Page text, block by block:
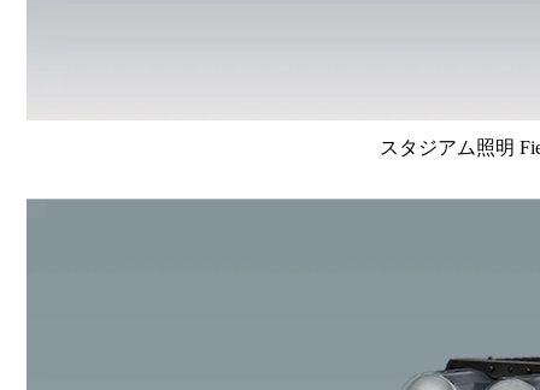
スタジアム照明